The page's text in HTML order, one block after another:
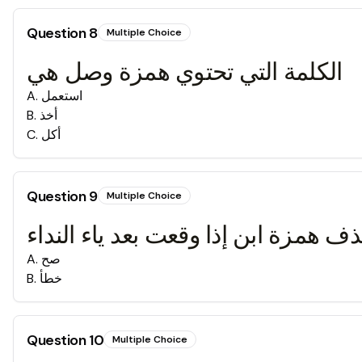
Question8 Multiple Choice
الكلمة التي تحتوي همزة وصل هي
A. استعمل
B. أخذ
C. أكل
Question9 Multiple Choice
همزة ابن إذا وقعت بعد ياء النداء
A. صح
B. خطأ
Question10 Multiple Choice